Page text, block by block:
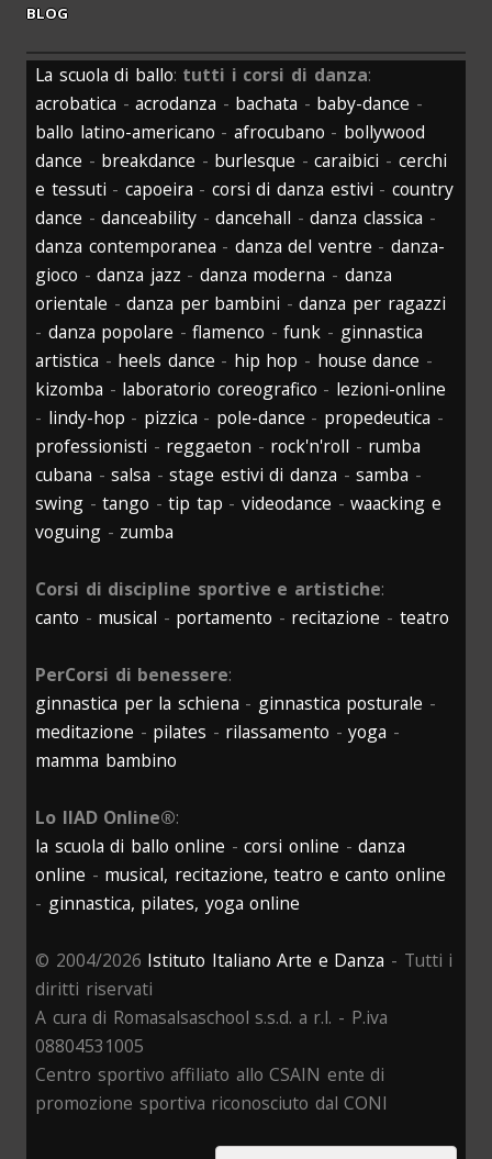
BLOG
La scuola di ballo: tutti i corsi di danza:
acrobatica -acrodanza - bachata - baby-dance -
ballo latino-americano - afrocubano - bollywood
dance - breakdance - burlesque -caraibici - cerchi
e tessuti - capoeira - corsi di danza estivi - country
dance -danceability -dancehall -danza classica -
danza contemporanea - danza del ventre -danza-
gioco -danza jazz - danza moderna - danza
orientale -danza per bambini -danza per ragazzi
- danza popolare -flamenco -funk - ginnastica
artistica - heels dance - hip hop - house dance -
kizomba - laboratorio coreografico - lezioni-online
- lindy-hop - pizzica - pole-dance - propedeutica -
professionisti - reggaeton - rock'n'roll - rumba
cubana -salsa -stage estivi di danza -samba -
swing -tango -tip tap -videodance -waacking e
voguing - zumba
Corsi di discipline sportive e artistiche:
canto - musical - portamento - recitazione - teatro
PerCorsi di benessere:
ginnastica per la schiena - ginnastica posturale -
meditazione - pilates - rilassamento -yoga -
mamma bambino
Lo IIAD Online®:
la scuola di ballo online -corsi online -danza
online - musical, recitazione, teatro e canto online
- ginnastica, pilates, yoga online
© 2004/2026 Istituto Italiano Arte e Danza - Tutti i
diritti riservati
A cura di Romasalsaschool s.s.d. a r.l. - P.iva
08804531005
Centro sportivo affiliato allo CSAIN ente di
promozione sportiva riconosciuto dal CONI